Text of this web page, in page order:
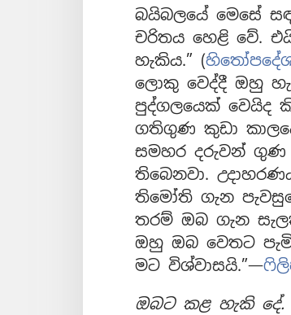
බයිබලයේ මෙසේ
චරිතය හෙළි වේ.
හැකිය.” (හිතෝපදේශ
ලොකු වෙද්දී ඔහු
පුද්ගලයෙක් වෙයිද
ගතිගුණ කුඩා
සමහර දරුවන් ගුණ
තිබෙනවා.
තිමෝති ගැන
තරම් ඔබ ගැන
ඔහු ඔබ වෙතට
මට විශ්වාසයි.”—
ඔබට කළ හැකි දේ.